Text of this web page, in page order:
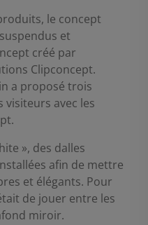
le concept
et
créé par
Clipconcept.
a proposé trois
visiteurs avec les
», des dalles
afin de mettre
et élégants. Pour
de jouer entre les
miroir.